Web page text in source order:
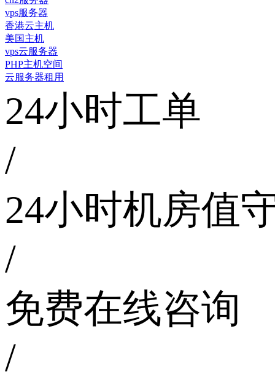
vps服务器
香港云主机
美国主机
vps云服务器
PHP主机空间
云服务器租用
24小时工单
/
24小时机房值
/
免费在线咨询
/